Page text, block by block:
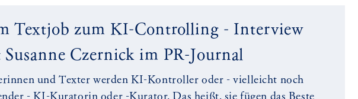
Textjob zum KI-Controlling - Interview
Czernick im PR-Journal
und Texter werden KI-Kontroller oder - vielleicht noch
- KI-Kuratorin oder -Kurator. Das heißt, sie fügen das Beste